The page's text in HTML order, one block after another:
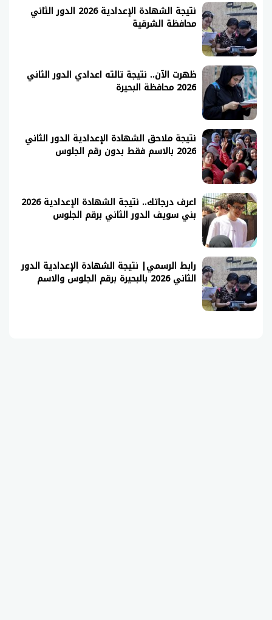
نتيجة الشهادة الإعدادية 2026 الدور الثاني
محافظة الشرقية
ظهرت الآن.. نتيجة تالته اعدادي الدور الثاني
2026 محافظة البحيرة
نتيجة ملاحق الشهادة الإعدادية الدور الثاني
2026 بالاسم فقط بدون رقم الجلوس
اعرف درجاتك.. نتيجة الشهادة الإعدادية 2026
بني سويف الدور الثاني برقم الجلوس
رابط الرسمي| نتيجة الشهادة الإعدادية الدور
الثاني 2026 بالبحيرة برقم الجلوس والاسم